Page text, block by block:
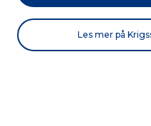
Les mer på
Norsk bokmål